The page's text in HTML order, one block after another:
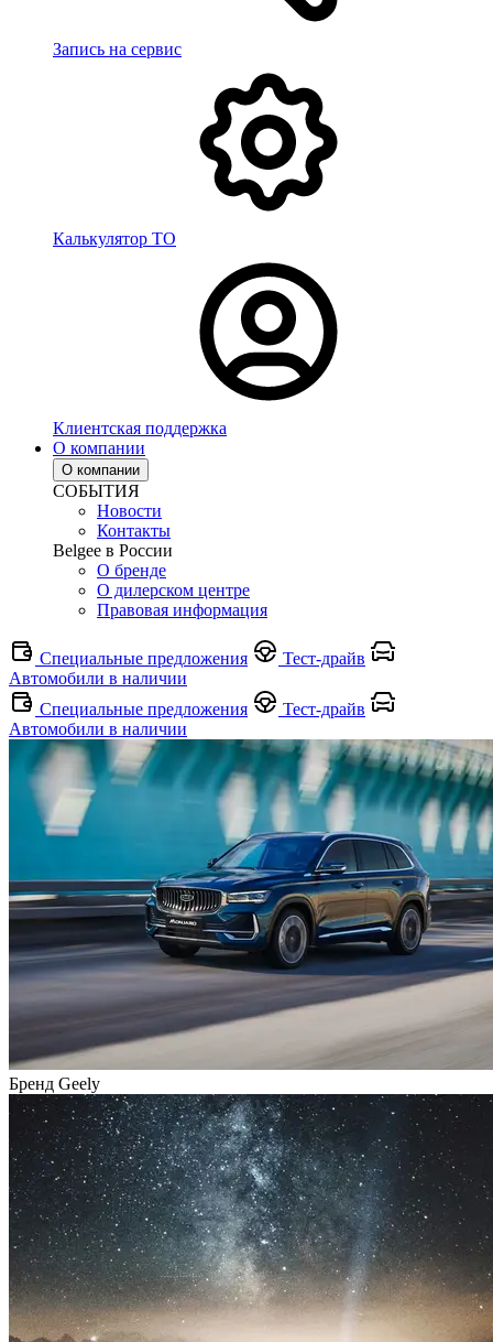
Запись на сервис
Калькулятор ТО
Клиентская поддержка
О компании
О компании
СОБЫТИЯ
Новости
Контакты
Belgee в России
О бренде
О дилерском центре
Правовая информация
Специальные предложения
Тест-драйв
Автомобили в наличии
Специальные предложения
Тест-драйв
Автомобили в наличии
Бренд Geely